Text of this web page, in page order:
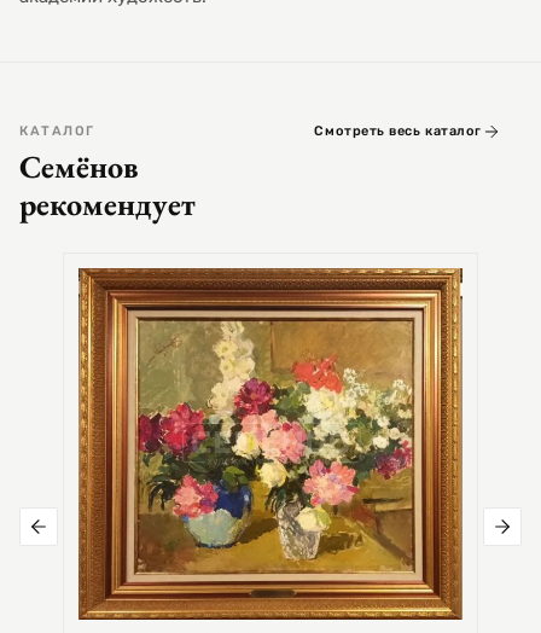
КАТАЛОГ
Семёнов
рекомендует
Смотреть весь каталог